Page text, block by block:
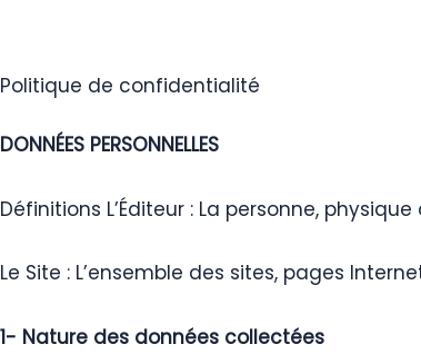
Politique de confidentialité
DONNÉES PERSONNELLES
Définitions L’Éditeur : La personne,
Le Site : L’ensemble des sites, pages
1- Nature des données collectées